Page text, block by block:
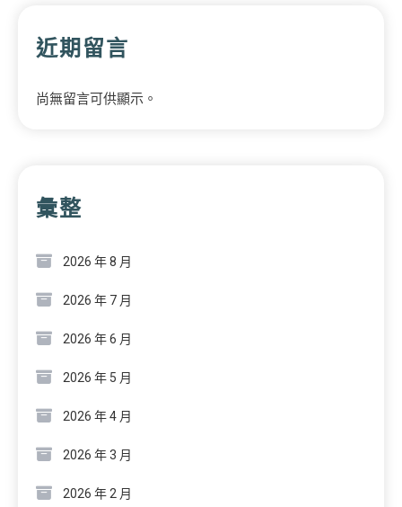
近期留言
尚無留言可供顯示。
彙整
2026 年 8 月
2026 年 7 月
2026 年 6 月
2026 年 5 月
2026 年 4 月
2026 年 3 月
2026 年 2 月